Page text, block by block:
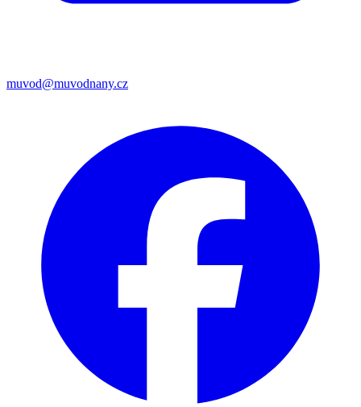
muvod@muvodnany.cz